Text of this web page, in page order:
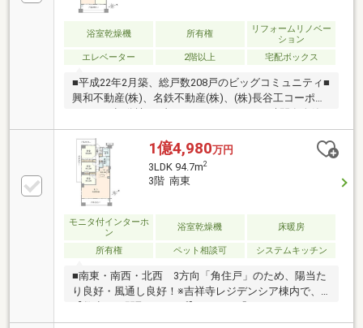
浴室乾燥機 所有権
リフォームリノベー
ション
エレベーター
2階以上 宅配ボックス
■平成22年2月築、総戸数208戸のビッグコミュニティ■
興和不動産(株)、名鉄不動産(株)、(株)長谷工コーポレ
ーション旧分譲のブランドマンション■24時間有人管
理 ⇒日中(8:00～21:00)は管理員、夜間(20:30～8:30)
は警備員が常駐しております。■レセプションサービ
ス(コンシェルジュサービス)■24時間対応の宅配ボック
ス■24時間対応の屋内ゴミステーション■ラグジュアリ
ーサロン、ゲストルーム■ペット飼育可能(別途規約有
り)
1億4,980万円
3LDK 94.7m2
3階 南東
モニタ付インターホ
ン
浴室乾燥機 床暖房
所有権 ペット相談可 システムキッチン
■南東・南西・北西 3方向「角住戸」のため、陽当た
り良好・風通し良好！※吉祥寺レジデンシア棟内で、
【数少ない間取りタイプ】です。■「94.70m2・
3LDK」 ⇒ 広々LDK「約24.9帖」・主寝室「約8